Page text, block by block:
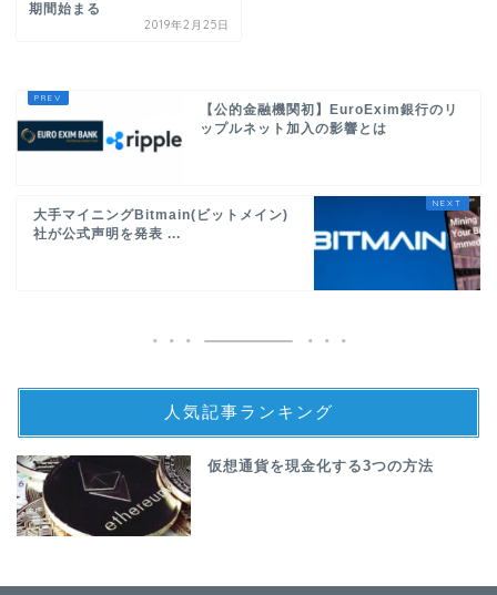
期間始まる
2019年2月25日
【公的金融機関初】EuroExim銀行のリ
ップルネット加入の影響とは
大手マイニングBitmain(ビットメイン)
社が公式声明を発表 ...
人気記事ランキング
仮想通貨を現金化する3つの方法